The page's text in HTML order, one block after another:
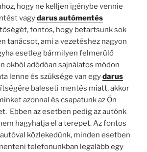
hogy ne kelljen igénybe vennie
vagydarus autómentés
fontos, hogy betartsunk sok
tanácsot, ami a vezetéshez nagyon
esetleg bármilyen felmerülő
okból adódóan sajnálatos módon
lenne és szüksége van egydarus
baleseti mentés miatt, akkor
azonnal és csapatunk az Ön
Ebben az esetben pedig az autónk
hagyhatja el a terepet. Az fontos
közlekedünk, minden esetben
telefonunkban legalább egy